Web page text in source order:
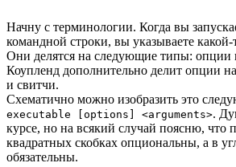
Начну с терминологии. Когда вы
командной строки, вы указываете
Они делятся на следующие типы: опции
Коупленд дополнительно делит опции
и свитчи.
Схематично можно изобразить это
executable [options] <arguments>.
курсе, но на всякий случай поясню, что
квадратных скобках опциональны, а в
обязательны.